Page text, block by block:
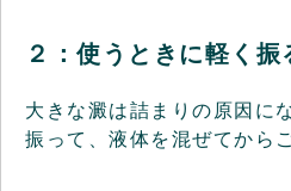
２：使うときに軽く振
大きな澱は詰まりの原因に
振って、液体を混ぜてから